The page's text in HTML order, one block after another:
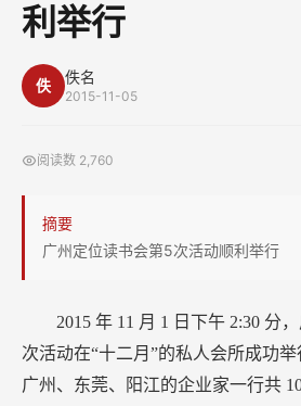
利举行
佚 佚名
2015-11-05
阅读数 2,760
摘要
广州定位读书会第5次活动顺利举行
2015 年 11 月 1 日下午 2:30 分
次活动在“十二月”的私人会所成功
广州、东莞、阳江的企业家一行共